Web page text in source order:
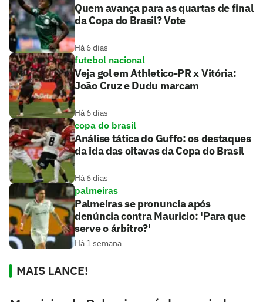
Quem avança para as quartas de final
da Copa do Brasil? Vote
Há 6 dias
futebol nacional
Veja gol em Athletico-PR x Vitória:
João Cruz e Dudu marcam
Há 6 dias
copa do brasil
Análise tática do Guffo: os destaques
da ida das oitavas da Copa do Brasil
Há 6 dias
palmeiras
Palmeiras se pronuncia após
denúncia contra Mauricio: 'Para que
serve o árbitro?'
Há 1 semana
MAIS LANCE!